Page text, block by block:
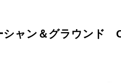
シャン＆グラウンド